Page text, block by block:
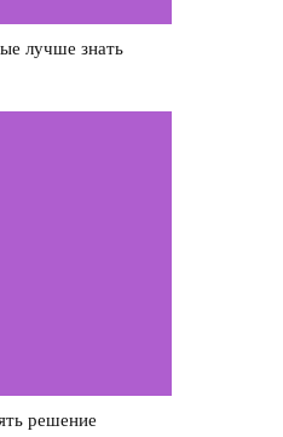
лучше знать
решение